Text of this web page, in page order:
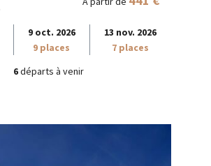
9 oct. 2026
9 places
13 nov. 2026
7 places
6départs à venir